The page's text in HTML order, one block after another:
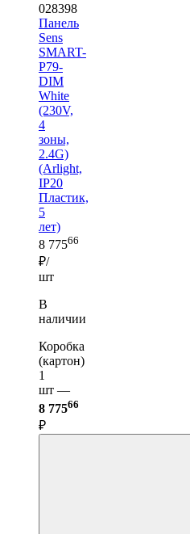
028398
Панель
Sens
SMART-
P79-
DIM
White
(230V,
4
зоны,
2.4G)
(Arlight,
IP20
Пластик,
5
лет)
8 77566
₽/
шт
В
наличии
Коробка
(картон)
1
шт —
8 77566
₽